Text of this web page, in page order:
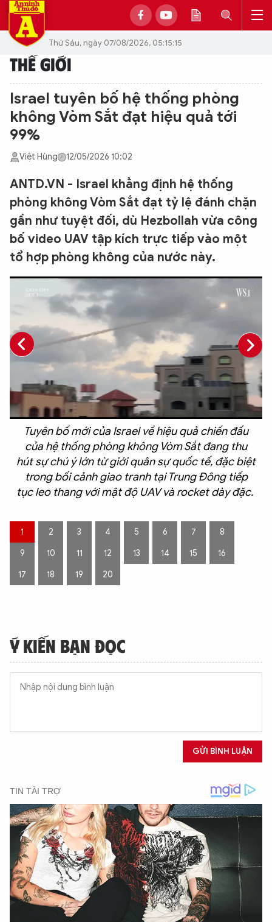
Thứ Sáu, ngày 07/08/2026, 05:15:15
THẾ GIỚI
Israel tuyên bố hệ thống phòng
không Vòm Sắt đạt hiệu quả tới
99%
Việt Hùng 12/05/2026 10:02
ANTD.VN - Israel khẳng định hệ thống
phòng không Vòm Sắt đạt tỷ lệ đánh chặn
gần như tuyệt đối, dù Hezbollah vừa công
bố video UAV tập kích trực tiếp vào một
tổ hợp phòng không của nước này.
Tuyên bố mới của Israel về hiệu quả chiến đấu
của hệ thống phòng không Vòm Sắt đang thu
hút sự chú ý lớn từ giới quân sự quốc tế, đặc biệt
trong bối cảnh giao tranh tại Trung Đông tiếp
tục leo thang với mật độ UAV và rocket dày đặc. ​
1 2 3 4 5 6 7 8
9 10 11 12 13 14 15 16
17 18 19 20
Ý KIẾN BẠN ĐỌC
GỬI BÌNH LUẬN